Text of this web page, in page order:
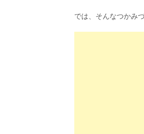
では、そんなつかみ